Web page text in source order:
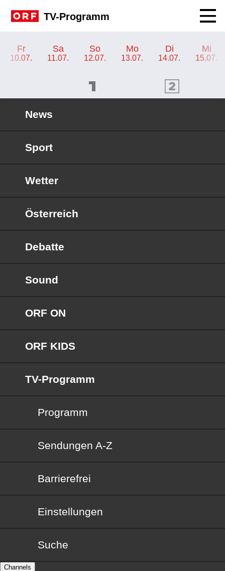
TV-Programm
Fr
10.07.
Sa
11.07.
So
12.07.
Mo
13.07.
Di
14.07.
Mi
15.07.
ORF 2 Programm
News
Sport
Wetter
Österreich
Debatte
Sound
ORF ON
ORF KIDS
TV-Programm
Programm
Sendungen von A bis Z
Sendungen A-Z
Barrierefrei
Barrierefrei
Einstellungen
Suche
Channels